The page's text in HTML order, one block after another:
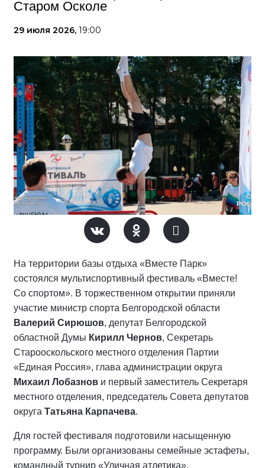
Старом Осколе
29 июля 2026, 19:00
На территории базы отдыха «Вместе Парк»
состоялся мультиспортивный фестиваль «Вместе!
Со спортом». В торжественном открытии приняли
участие министр спорта Белгородской области
Валерий Сирюшов, депутат Белгородской
областной Думы Кирилл Чернов, Секретарь
Старооскольского местного отделения Партии
«Единая Россия», глава администрации округа
Михаил Лобазнов и первый заместитель Секретаря
местного отделения, председатель Совета депутатов
округа Татьяна Карпачева.
Для гостей фестиваля подготовили насыщенную
программу. Были организованы семейные эстафеты,
командный турнир «Уличная атлетика»,